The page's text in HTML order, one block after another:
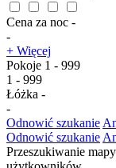
Cena za noc -
-
+ Więcej
Pokoje 1 - 999
1 - 999
Łóżka -
-
Odnowić szukanie
Odnowić szukanie
Przeszukiwanie